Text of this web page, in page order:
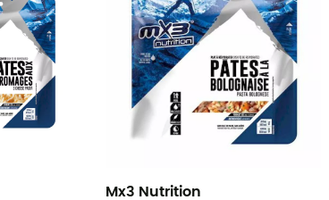
Mx3 Nutrition